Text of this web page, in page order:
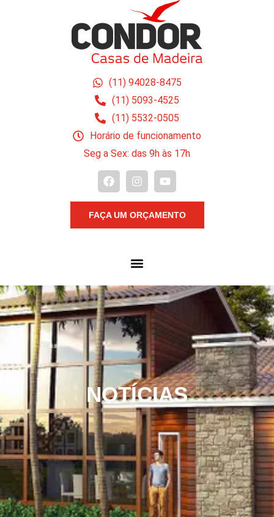
(11) 94028-8475
(11) 5093-4525
(11) 5532-0505
Horário de funcionamento
Seg a Sex: das 9h às 17h
FAÇA UM ORÇAMENTO
NOTÍCIAS